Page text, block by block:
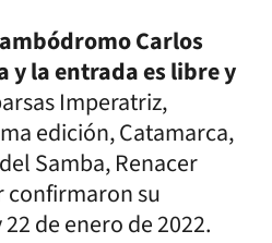
Carlos
y la entrada es libre y
Imperatriz,
edición, Catamarca,
Samba, Renacer
confirmaron su
de enero de 2022.